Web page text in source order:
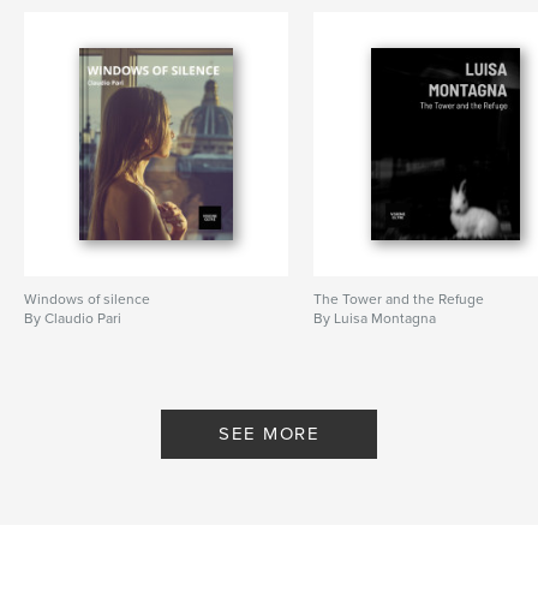
Windows of silence
By Claudio Pari
The Tower and the Refuge
By Luisa Montagna
SEE MORE